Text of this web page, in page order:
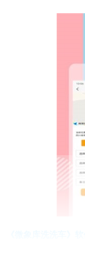
1)轻松预约洗车服